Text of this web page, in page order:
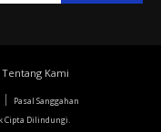
Tentang Kami
Pasal Sanggahan
Cipta Dilindungi.